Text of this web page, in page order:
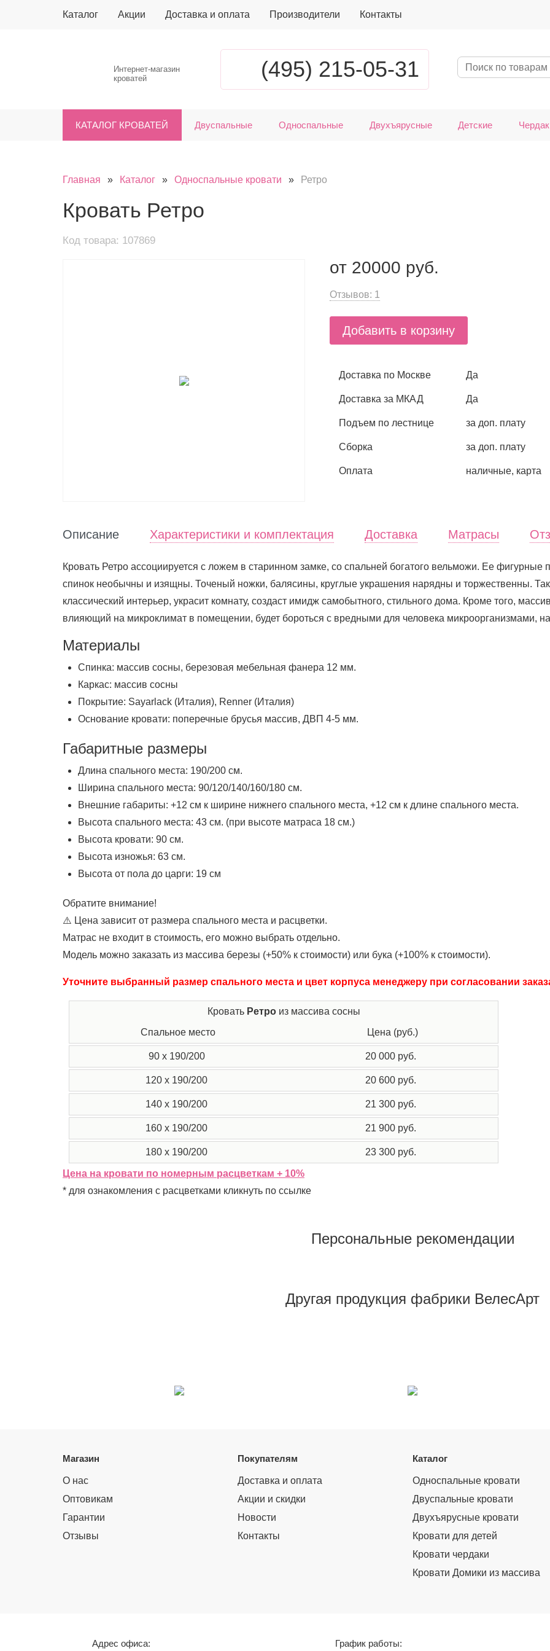
Каталог Акции Доставка и оплата Производители Контакты
Интернет-магазин
кроватей
(495) 215-05-31
КАТАЛОГ КРОВАТЕЙ Двуспальные Односпальные Двухъярусные Детские
Главная » Каталог » Односпальные кровати » Ретро
Кровать Ретро
Код товара: 107869
от 20000 руб.
Отзывов: 1
Добавить в корзину
Доставка по Москве Да
Доставка за МКАД Да
Подъем по лестнице за доп. плату
Сборка за доп. плату
Оплата наличные, карта
Описание Характеристики и комплектация Доставка Матрасы
Кровать Ретро ассоциируется с ложем в старинном замке, со спальней богатого вельможи. Ее фигурные
спинок необычны и изящны. Точеный ножки, балясины, круглые украшения нарядны и торжественны.
классический интерьер, украсит комнату, создаст имидж самобытного, стильного дома. Кроме того,
влияющий на микроклимат в помещении, будет бороться с вредными для человека микроорганизмами,
Материалы
Спинка: массив сосны, березовая мебельная фанера 12 мм.
Каркас: массив сосны
Покрытие: Sayarlack (Италия), Renner (Италия)
Основание кровати: поперечные брусья массив, ДВП 4-5 мм.
Габаритные размеры
Длина спального места: 190/200 см.
Ширина спального места: 90/120/140/160/180 см.
Внешние габариты: +12 см к ширине нижнего спального места, +12 см к длине спального места.
Высота спального места: 43 см. (при высоте матраса 18 см.)
Высота кровати: 90 см.
Высота изножья: 63 см.
Высота от пола до царги: 19 см
Обратите внимание!
⚠️ Цена зависит от размера спального места и расцветки.
Матрас не входит в стоимость, его можно выбрать отдельно.
Модель можно заказать из массива березы (+50% к стоимости) или бука (+100% к стоимости).
Уточните выбранный размер спального места и цвет корпуса менеджеру при согласовании
Кровать Ретроиз массива сосны
Спальное место
Цена (руб.)
90 x 190/200 20 000 руб.
120 x 190/200 20 600 руб.
140 x 190/200 21 300 руб.
160 x 190/200 21 900 руб.
180 x 190/200 23 300 руб.
Цена на кровати по номерным расцветкам + 10%
* для ознакомления с расцветками кликнуть по ссылке
Персональные рекомендации
Другая продукция фабрики ВелесАрт
Магазин
О нас
Оптовикам
Гарантии
Отзывы
Покупателям
Доставка и оплата
Акции и скидки
Новости
Контакты
Каталог
Односпальные кровати
Двуспальные кровати
Двухъярусные кровати
Кровати для детей
Кровати чердаки
Кровати Домики из массива
Адрес офиса: График работы: